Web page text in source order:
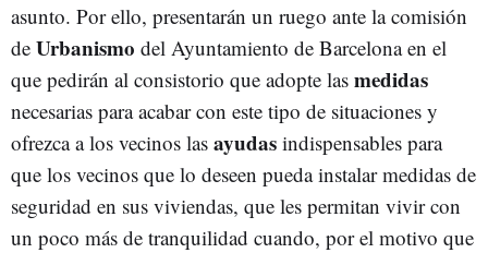
asunto. Por ello, presentarán un ruego ante la comisión
de Urbanismo del Ayuntamiento de Barcelona en el
que pedirán al consistorio que adopte las medidas
necesarias para acabar con este tipo de situaciones y
ofrezca a los vecinos las ayudas indispensables para
que los vecinos que lo deseen pueda instalar medidas de
seguridad en sus viviendas, que les permitan vivir con
un poco más de tranquilidad cuando, por el motivo que